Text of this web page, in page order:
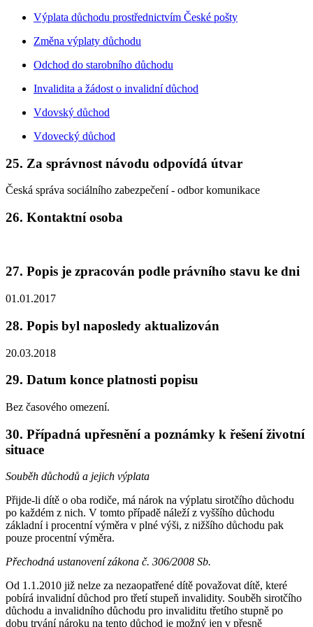
Výplata důchodu prostřednictvím České pošty
Změna výplaty důchodu
Odchod do starobního důchodu
Invalidita a žádost o invalidní důchod
Vdovský důchod
Vdovecký důchod
25. Za správnost návodu odpovídá útvar
Česká správa sociálního zabezpečení - odbor komunikace
26. Kontaktní osoba
27. Popis je zpracován podle právního stavu ke dni
01.01.2017
28. Popis byl naposledy aktualizován
20.03.2018
29. Datum konce platnosti popisu
Bez časového omezení.
30. Případná upřesnění a poznámky k řešení životní
situace
Souběh důchodů a jejich výplata
Přijde-li dítě o oba rodiče, má nárok na výplatu sirotčího důchodu
po každém z nich. V tomto případě náleží z vyššího důchodu
základní i procentní výměra v plné výši, z nižšího důchodu pak
pouze procentní výměra.
Přechodná ustanovení zákona č. 306/2008 Sb.
Od 1.1.2010 již nelze za nezaopatřené dítě považovat dítě, které
pobírá invalidní důchod pro třetí stupeň invalidity. Souběh sirotčího
důchodu a invalidního důchodu pro invaliditu třetího stupně po
dobu trvání nároku na tento důchod je možný jen v přesně